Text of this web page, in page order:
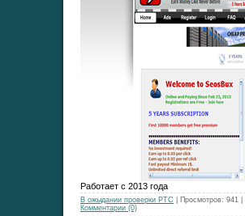
Работает с 2013 года
В ожыдании проверки РТС | Просмотров: 941
Комментарии (0)